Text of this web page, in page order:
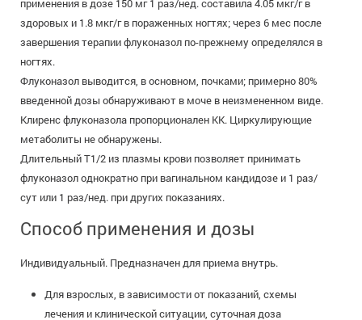
применения в дозе 150 мг 1 раз/нед. составила 4.05 мкг/г в
здоровых и 1.8 мкг/г в пораженных ногтях; через 6 мес после
завершения терапии флуконазол по-прежнему определялся в
ногтях.
Флуконазол выводится, в основном, почками; примерно 80%
введенной дозы обнаруживают в моче в неизмененном виде.
Клиренс флуконазола пропорционален КК. Циркулирующие
метаболиты не обнаружены.
Длительный T1/2 из плазмы крови позволяет принимать
флуконазол однократно при вагинальном кандидозе и 1 раз/
сут или 1 раз/нед. при других показаниях.
Способ применения и дозы
Индивидуальный. Предназначен для приема внутрь.
Для взрослых, в зависимости от показаний, схемы
лечения и клинической ситуации, суточная доза